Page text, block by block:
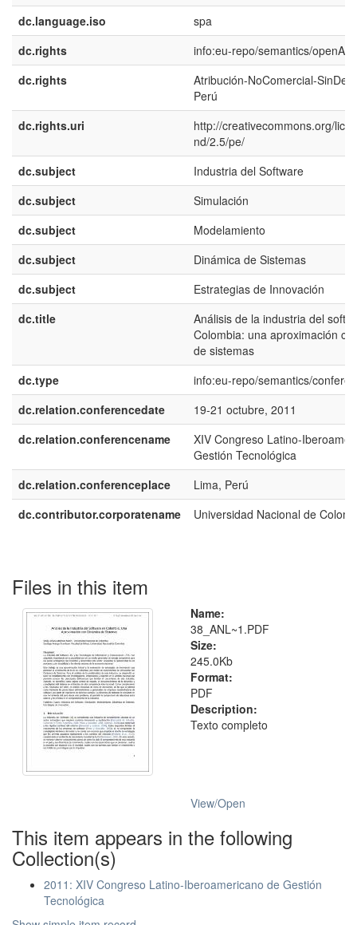
dc.language.iso
spa
dc.rights
info:eu-repo/semantics/
dc.rights
Atribución-NoComercial-
Perú
dc.rights.uri
http://creativecommons.org/
nd/2.5/pe/
dc.subject
Industria del Software
dc.subject
Simulación
dc.subject
Modelamiento
dc.subject
Dinámica de Sistemas
dc.subject
Estrategias de Innovación
dc.title
Análisis de la industria del
Colombia: una aproximación
de sistemas
dc.type
info:eu-repo/semantics/
dc.relation.conferencedate
19-21 octubre, 2011
dc.relation.conferencename
XIV Congreso Latino-
Gestión Tecnológica
dc.relation.conferenceplace
Lima, Perú
dc.contributor.corporatename
Universidad Nacional de
Files in this item
Name:
38_ANL~1.PDF
Size:
245.0Kb
Format:
PDF
Description:
Texto completo
View/Open
This item appears in the following
Collection(s)
2011: XIV Congreso Latino-Iberoamericano de Gestión
Tecnológica